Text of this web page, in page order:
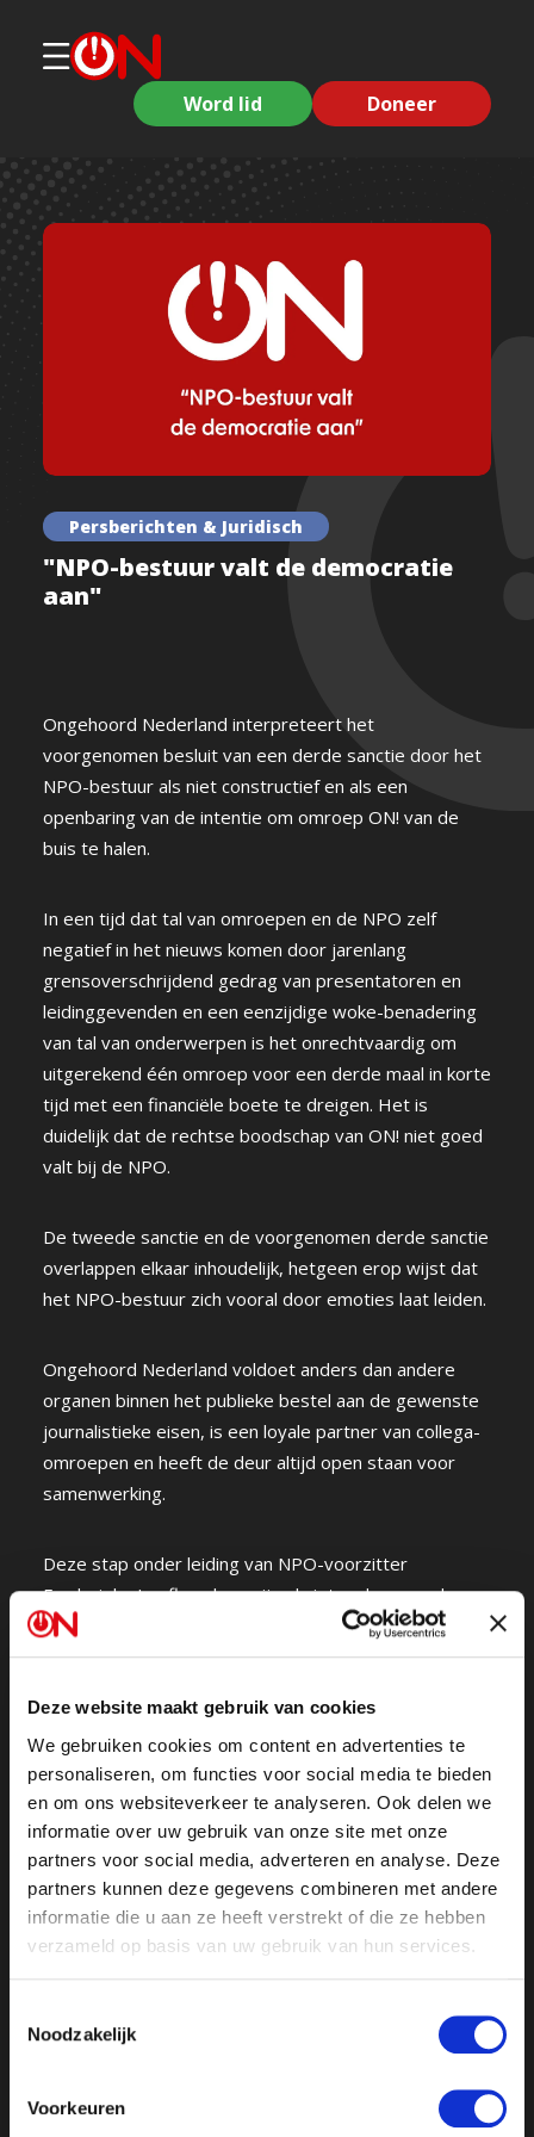
Deze website maakt gebruik van cookies
We gebruiken cookies om content en advertenties te
personaliseren, om functies voor social media te bieden
en om ons websiteverkeer te analyseren. Ook delen we
informatie over uw gebruik van onze site met onze
partners voor social media, adverteren en analyse. Deze
partners kunnen deze gegevens combineren met andere
informatie die u aan ze heeft verstrekt of die ze hebben
verzameld op basis van uw gebruik van hun services.
Noodzakelijk
Voorkeuren
Word lid Doneer
Persberichten & Juridisch
"NPO-bestuur valt de democratie
aan"
Ongehoord Nederland interpreteert het
voorgenomen besluit van een derde sanctie door het
NPO-bestuur als niet constructief en als een
openbaring van de intentie om omroep ON! van de
buis te halen.
In een tijd dat tal van omroepen en de NPO zelf
negatief in het nieuws komen door jarenlang
grensoverschrijdend gedrag van presentatoren en
leidinggevenden en een eenzijdige woke-benadering
van tal van onderwerpen is het onrechtvaardig om
uitgerekend één omroep voor een derde maal in korte
tijd met een financiële boete te dreigen. Het is
duidelijk dat de rechtse boodschap van ON! niet goed
valt bij de NPO.
De tweede sanctie en de voorgenomen derde sanctie
overlappen elkaar inhoudelijk, hetgeen erop wijst dat
het NPO-bestuur zich vooral door emoties laat leiden.
Ongehoord Nederland voldoet anders dan andere
organen binnen het publieke bestel aan de gewenste
journalistieke eisen, is een loyale partner van collega-
omroepen en heeft de deur altijd open staan voor
samenwerking.
Deze stap onder leiding van NPO-voorzitter
Frederieke Leeflang kan vrijwel niet anders worden
gezien dan als een politieke afrekening van een
omroep die met zijn missie en visie een groot deel
van het NPO-bestuur past niet in een volwassen
democratie waar persvrijheid het hoogste goed is.
Onder het mom van de journalistieke code en het
beginsel van de waarachtigheid daarin tracht het
NPO-bestuur een links-“liberale” politiek-correcte visie
op de waarheid op te leggen aan alle anderen. Voor
rechts Nederland wil het bestuur geen democratische
te worden conform artikel 2.1 van de Mediawet wordt
getreden. Dit is ondemocratisch en vormt een aanval